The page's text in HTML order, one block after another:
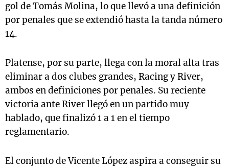
gol de Tomás Molina, lo que llevó a una definición
por penales que se extendió hasta la tanda número
14.
Platense, por su parte, llega con la moral alta tras
eliminar a dos clubes grandes, Racing y River,
ambos en definiciones por penales. Su reciente
victoria ante River llegó en un partido muy
hablado, que finalizó 1 a 1 en el tiempo
reglamentario.
El conjunto de Vicente López aspira a conseguir su